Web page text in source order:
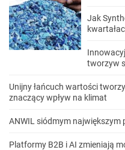
Jak
tworzyw
Unijny łańcuch wartości
znaczący wpływ na klimat
ANWIL siódmym największym
Platformy B2B i AI zmieniają